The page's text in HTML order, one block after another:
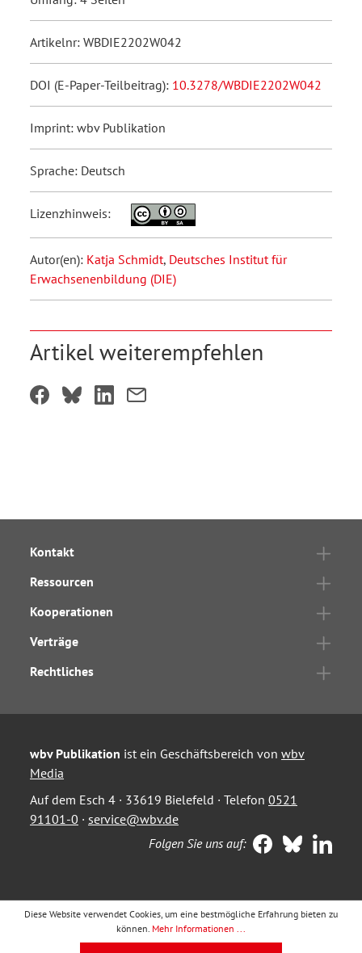
Artikelnr: WBDIE2202W042
DOI (E-Paper-Teilbeitrag): 10.3278/WBDIE2202W042
Imprint: wbv Publikation
Sprache: Deutsch
Lizenzhinweis:
Autor(en): Katja Schmidt, Deutsches Institut für
Erwachsenenbildung (DIE)
Artikel weiterempfehlen
Kontakt
Ressourcen
Kooperationen
Verträge
Rechtliches
wbv Publikation ist ein Geschäftsbereich von wbv
Media
Auf dem Esch 4 · 33619 Bielefeld · Telefon 0521
91101-0 · service@wbv.de
Folgen Sie uns auf:
Diese Website verwendet Cookies, um eine bestmögliche Erfahrung bieten zu
können. Mehr Informationen ...